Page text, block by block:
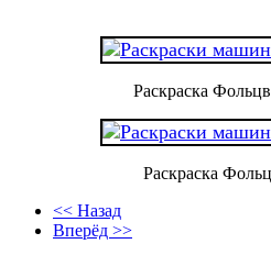
Раскраска
Раскраска
<< Назад
Вперёд >>